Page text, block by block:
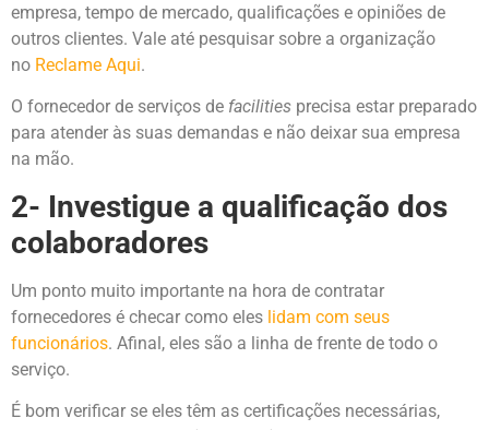
empresa, tempo de mercado, qualificações e opiniões de
outros clientes. Vale até pesquisar sobre a organização
no Reclame Aqui.
O fornecedor de serviços de facilities precisa estar preparado
para atender às suas demandas e não deixar sua empresa
na mão.
2- Investigue a qualificação dos
colaboradores
Um ponto muito importante na hora de contratar
fornecedores é checar como eles lidam com seus
funcionários. Afinal, eles são a linha de frente de todo o
serviço.
É bom verificar se eles têm as certificações necessárias,